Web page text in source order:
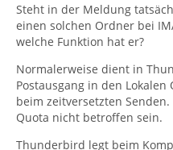
Steht in der Meldung
einen solchen Ordner bei
welche Funktion hat er?
Normalerweise dient in
Postausgang in den
beim zeitversetzten
Quota nicht betroffen sein.
Thunderbird legt beim